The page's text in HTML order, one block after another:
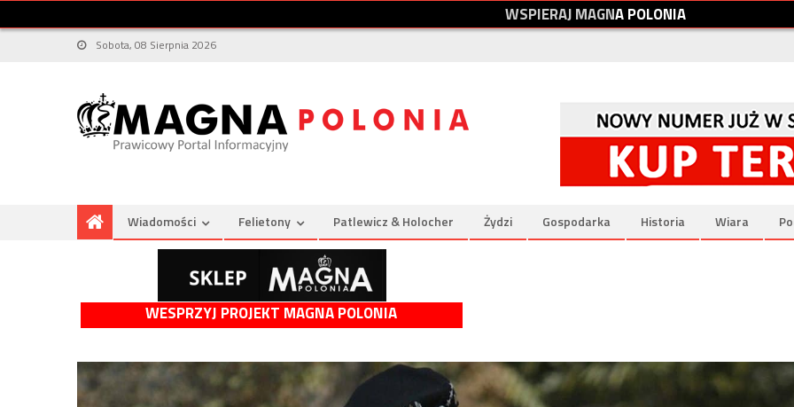
WSPIERAJMAGNAPOLONIA
Sobota, 08 Sierpnia 2026
Wiadomości Felietony Patlewicz & Holocher Żydzi Gospodarka Historia Wiara
WESPRZYJ PROJEKT MAGNA POLONIA